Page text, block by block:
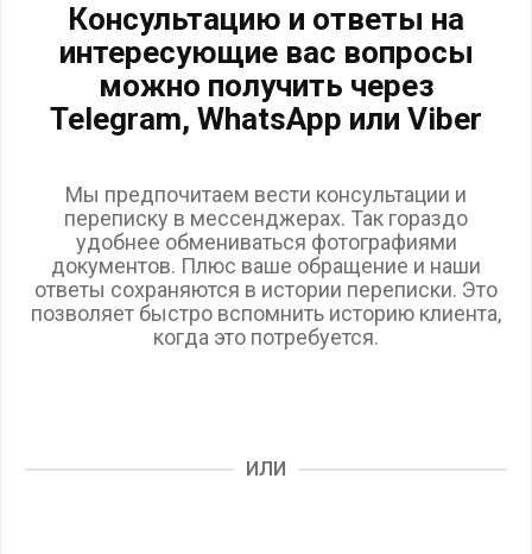
Консультацию и ответы на
интересующие вас вопросы
можно получить через
Telegram, WhatsApp или Viber
Мы предпочитаем вести консультации и
переписку в мессенджерах. Так гораздо
удобнее обмениваться фотографиями
документов. Плюс ваше обращение и наши
ответы сохраняются в истории переписки. Это
позволяет быстро вспомнить историю клиента,
когда это потребуется.
ИЛИ